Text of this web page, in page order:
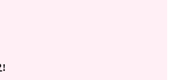
!